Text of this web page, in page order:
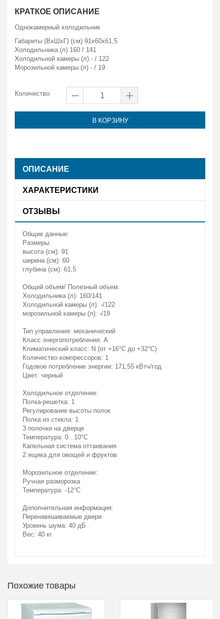
КРАТКОЕ ОПИСАНИЕ
Однокамерный холодильник
Габариты (ВхШхГ) (см) 91х60х61,5
Холодильника (л) 160 / 141
Холодильной камеры (л) - / 122
Морозильной камеры (л) - / 19
Количество
В КОРЗИНУ
ОПИСАНИЕ
ХАРАКТЕРИСТИКИ
ОТЗЫВЫ
Общие данные:
Размеры:
высота (см): 91
ширина (см): 60
глубина (см): 61,5
Общий объем/ Полезный объем:
Холодильника (л): 160/141
Холодильной камеры (л): -/122
морозильной камеры (л): -/19
Тип управления: механический
Класс энергопотребления: A
Климатический класс: N (от +16°С до +32°С)
Количество компрессоров: 1
Годовое потребление энергии: 171,55 кВтч/год
Цвет: черный
Холодильное отделение:
Полка-решетка: 1
Регулирование высоты полок
Полка из стекла: 1
3 полочки на дверце
Температура: 0...10°С
Капельная система оттаивания
2 ящика для овощей и фруктов
Морозильное отделение:
Ручная разморозка
Температура: -12°С
Дополнительная информация:
Перенавешиваемые двери
Уровень шума: 40 дБ
Вес: 40 кг
Похожие товары